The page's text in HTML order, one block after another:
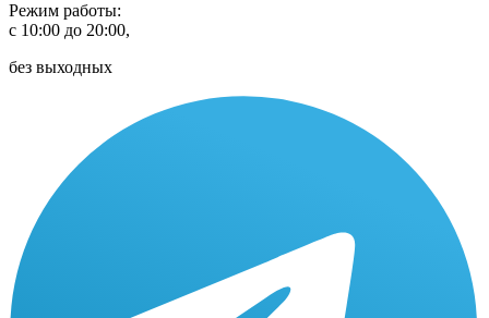
Режим работы:
с 10:00 до 20:00,
без выходных